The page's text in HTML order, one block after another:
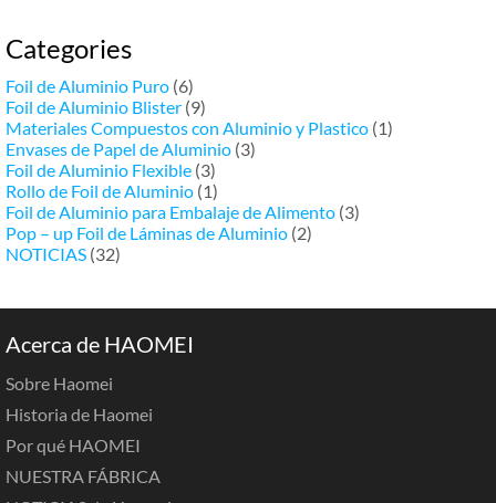
Categories
Foil de Aluminio Puro (6)
Foil de Aluminio Blister (9)
Materiales Compuestos con Aluminio y Plastico (1)
Envases de Papel de Aluminio (3)
Foil de Aluminio Flexible (3)
Rollo de Foil de Aluminio (1)
Foil de Aluminio para Embalaje de Alimento (3)
Pop – up Foil de Láminas de Aluminio (2)
NOTICIAS (32)
Acerca de HAOMEI
Sobre Haomei
Historia de Haomei
Por qué HAOMEI
NUESTRA FÁBRICA